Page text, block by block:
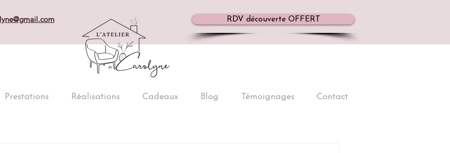
RDV découverte OFFERT
Prestations Réalisations Cadeaux Blog Témoignages Contact